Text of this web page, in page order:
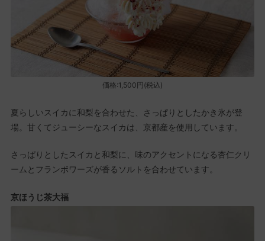
価格:1,500円(税込)
夏らしいスイカに和梨を合わせた、さっぱりとしたかき氷が登
場。甘くてジューシーなスイカは、京都産を使用しています。
さっぱりとしたスイカと和梨に、味のアクセントになる杏仁クリ
ームとフランボワーズが香るソルトを合わせています。
京ほうじ茶大福